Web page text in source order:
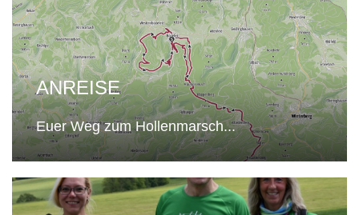
ANREISE
Euer Weg zum Hollenmarsch...